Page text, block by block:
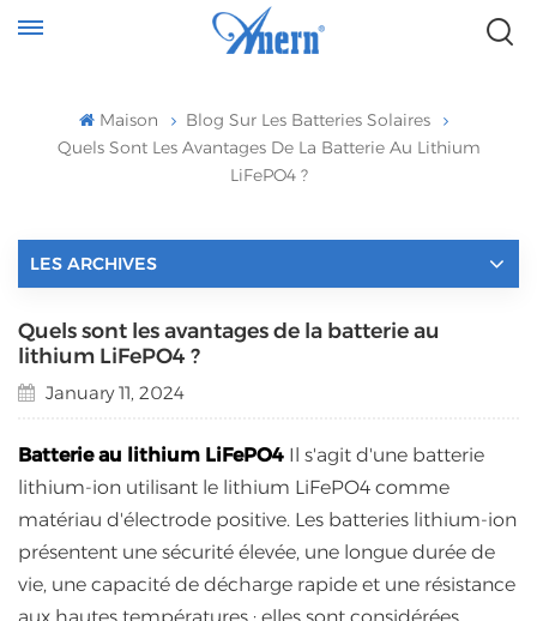
Maison
Blog Sur Les Batteries Solaires
Quels Sont Les Avantages De La Batterie Au Lithium
LiFePO4 ?
LES ARCHIVES
Quels sont les avantages de la batterie au
lithium LiFePO4 ?
January 11, 2024
Batterie au lithium LiFePO4 Il s'agit d'une batterie
lithium-ion utilisant le lithium LiFePO4 comme
matériau d'électrode positive. Les batteries lithium-ion
présentent une sécurité élevée, une longue durée de
vie, une capacité de décharge rapide et une résistance